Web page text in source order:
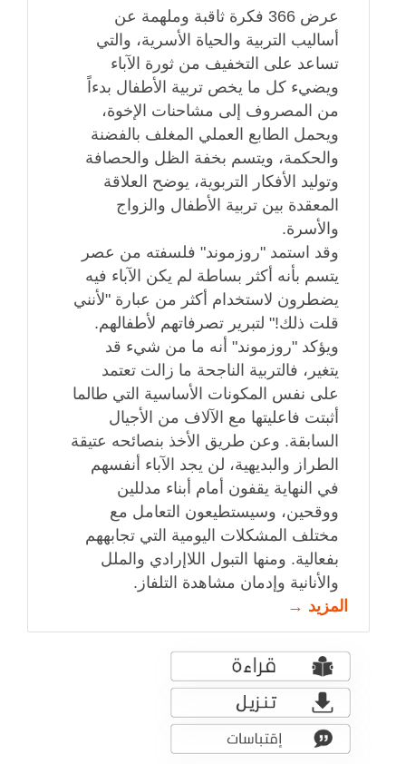
عرض 366 فكرة ثاقبة وملهمة عن
أساليب التربية والحياة الأسرية، والتي
تساعد على التخفيف من ثورة الآباء
ويضيء كل ما يخص تربية الأطفال بدءاً
من المصروف إلى مشاحنات الإخوة،
ويحمل الطابع العملي المغلف بالفضنة
والحكمة، ويتسم بخفة الظل والحصافة
وتوليد الأفكار التربوية، يوضح العلاقة
المعقدة بين تربية الأطفال والزواج
والأسرة.
وقد استمد "روزموند" فلسفته من عصر
يتسم بأنه أكثر بساطة لم يكن الآباء فيه
يضطرون لاستخدام أكثر من عبارة "لأنني
قلت ذلك!" لتبرير تصرفاتهم لأطفالهم.
ويؤكد "روزموند" أنه ما من شيء قد
يتغير، فالتربية الناجحة ما زالت تعتمد
على نفس المكونات الأساسية التي طالما
أثبتت فاعليتها مع الآلاف من الأجيال
السابقة. وعن طريق الأخذ بنصائحه عتيقة
الطراز والبديهية، لن يجد الآباء أنفسهم
في النهاية يقفون أمام أبناء مدللين
ووقحين، وسيستطيعون التعامل مع
مختلف المشكلات اليومية التي تجابههم
بفعالية. ومنها التبول اللاإرادي والملل
والأنانية وإدمان مشاهدة التلفاز.
المزيد →